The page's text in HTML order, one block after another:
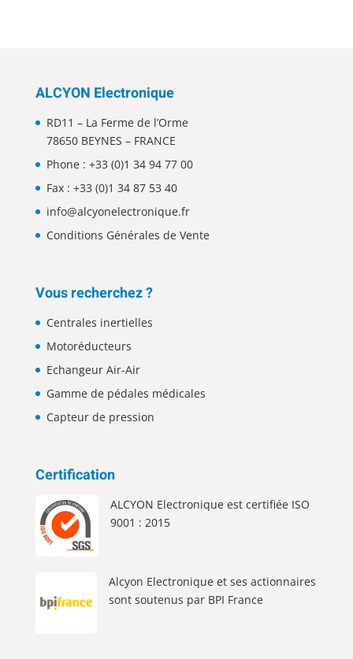
ALCYON Electronique
RD11 – La Ferme de l’Orme
78650 BEYNES – FRANCE
Phone : +33 (0)1 34 94 77 00
Fax : +33 (0)1 34 87 53 40
info@alcyonelectronique.fr
Conditions Générales de Vente
Vous recherchez ?
Centrales inertielles
Motoréducteurs
Echangeur Air-Air
Gamme de pédales médicales
Capteur de pression
Certification
ALCYON Electronique est certifiée ISO
9001 : 2015
Alcyon Electronique et ses actionnaires
sont soutenus par BPI France